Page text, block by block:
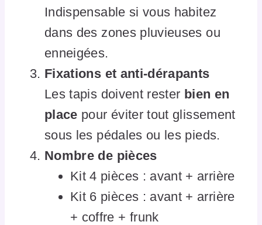
Indispensable si vous habitez
dans des zones pluvieuses ou
enneigées.
Fixations et anti-dérapants
Les tapis doivent rester bien en
place pour éviter tout glissement
sous les pédales ou les pieds.
Nombre de pièces
Kit 4 pièces : avant + arrière
Kit 6 pièces : avant + arrière
+ coffre + frunk